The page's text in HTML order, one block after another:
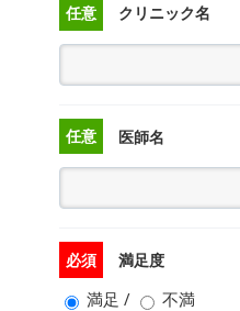
任意 クリニック名
任意 医師名
必須 満足度
満足 / 不満